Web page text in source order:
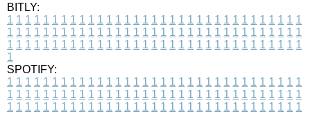
BITLY:
1 1 1 1 1 1 1 1 1 1 1 1 1 1 1 1 1 1 1 1 1 1 1 1 1 1 1 1 1 1 1 1 1
1 1 1 1 1 1 1 1 1 1 1 1 1 1 1 1 1 1 1 1 1 1 1 1 1 1 1 1 1 1 1 1 1
1 1 1 1 1 1 1 1 1 1 1 1 1 1 1 1 1 1 1 1 1 1 1 1 1 1 1 1 1 1 1 1 1
1
SPOTIFY:
1 1 1 1 1 1 1 1 1 1 1 1 1 1 1 1 1 1 1 1 1 1 1 1 1 1 1 1 1 1 1 1 1
1 1 1 1 1 1 1 1 1 1 1 1 1 1 1 1 1 1 1 1 1 1 1 1 1 1 1 1 1 1 1 1 1
1 1 1 1 1 1 1 1 1 1 1 1 1 1 1 1 1 1 1 1 1 1 1 1 1 1 1 1 1 1 1 1 1